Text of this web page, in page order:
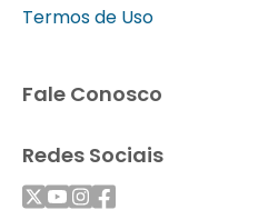
Termos de Uso
Fale Conosco
Redes Sociais